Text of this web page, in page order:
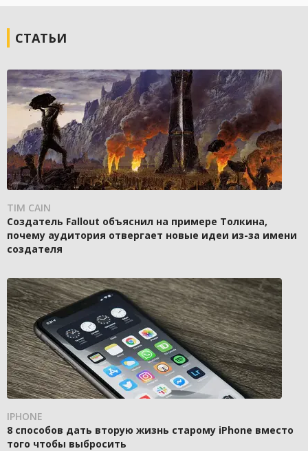
СТАТЬИ
TIM CAIN
Создатель Fallout объяснил на примере Толкина,
почему аудитория отвергает новые идеи из-за имени
создателя
IPHONE
8 способов дать вторую жизнь старому iPhone вместо
того чтобы выбросить